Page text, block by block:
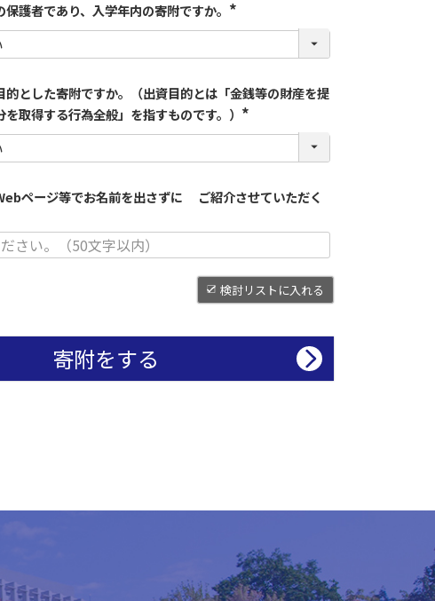
護者であり、入学年内の寄附ですか。
的とした寄附ですか。（出資目的とは「金銭等の財産を提
取得する行為全般」を指すものです。）
ページ等でお名前を出さずに ご紹介させていただく
検討リストに入れる
寄附をする